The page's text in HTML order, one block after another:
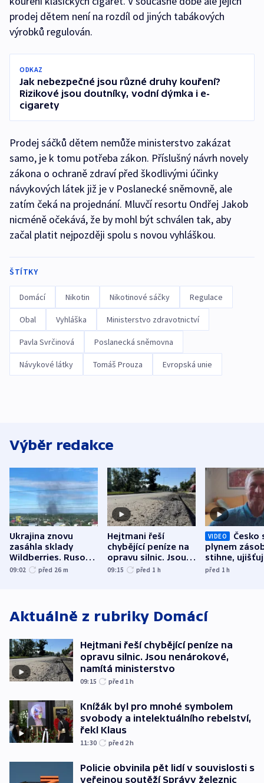
prodej dětem není na rozdíl od jiných tabákových
výrobků regulován.
ODKAZ
Jak nebezpečné jsou různé druhy kouření?
Rizikové jsou doutníky, vodní dýmka i e-
cigarety
Prodej sáčků dětem nemůže ministerstvo zakázat
samo, je k tomu potřeba zákon. Příslušný návrh novely
zákona o ochraně zdraví před škodlivými účinky
návykových látek již je v Poslanecké sněmovně, ale
zatím čeká na projednání. Mluvčí resortu Ondřej Jakob
nicméně očekává, že by mohl být schválen tak, aby
začal platit nejpozději spolu s novou vyhláškou.
ŠTÍTKY
Domácí Nikotin Nikotinové sáčky Regulace
Obal Vyhláška Ministerstvo zdravotnictví
Pavla Svrčinová Poslanecká sněmovna
Návykové látky Tomáš Prouza Evropská unie
Výběr redakce
Ukrajina znovu
zasáhla sklady
Wildberries. Rusové
útočili v Charkovské
09:02 před 26 m
Hejtmani řeší
chybějící peníze na
opravu silnic. Jsou
nenárokové, namítá
09:15 před 1 h
VIDEO
Česko
plynem
stihne,
expert.
před 1h
Aktuálně z rubriky Domácí
Hejtmani řeší chybějící peníze na
opravu silnic. Jsou nenárokové,
namítá ministerstvo
09:15 před 1h
Knížák byl pro mnohé symbolem
svobody a intelektuálního rebelství,
řekl Klaus
11:30 před 2h
Policie obvinila pět lidí v souvislosti s
veřejnou soutěží Správy železnic